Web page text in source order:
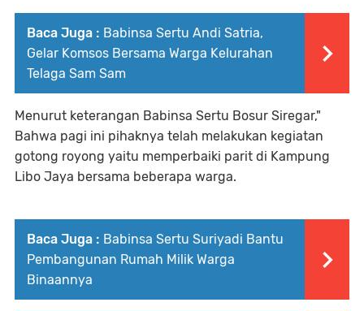
Baca Juga : Babinsa Sertu Andi Satria,
Gelar Komsos Bersama Warga Kelurahan
Telaga Sam Sam
Menurut keterangan Babinsa Sertu Bosur Siregar,"
Bahwa pagi ini pihaknya telah melakukan kegiatan
gotong royong yaitu memperbaiki parit di Kampung
Libo Jaya bersama beberapa warga.
Baca Juga : Babinsa Sertu Suriyadi Bantu
Pembangunan Rumah Milik Warga
Binaannya